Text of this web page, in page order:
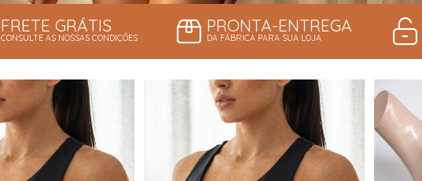
FRETE GRÁTIS
CONSULTE AS NOSSAS CONDIÇÕES
PRONTA-ENTREGA
DA FÁBRICA PARA SUA LOJA